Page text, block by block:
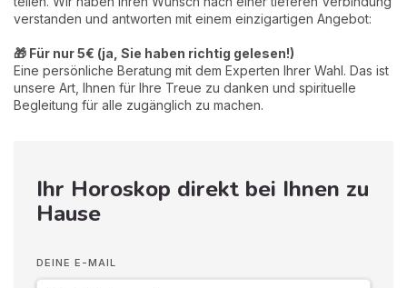
verstanden und antworten mit einem einzigartigen Angebot:
🎁 Für nur 5€ (ja, Sie haben richtig gelesen!)
Eine persönliche Beratung mit dem Experten Ihrer Wahl. Das ist
unsere Art, Ihnen für Ihre Treue zu danken und spirituelle
Begleitung für alle zugänglich zu machen.
Ihr Horoskop direkt bei Ihnen zu
Hause
DEINE E-MAIL